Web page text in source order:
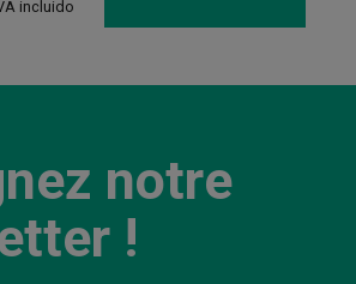
incluido
notre
!